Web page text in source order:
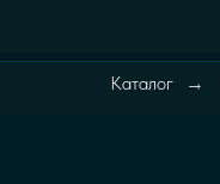
Каталог →